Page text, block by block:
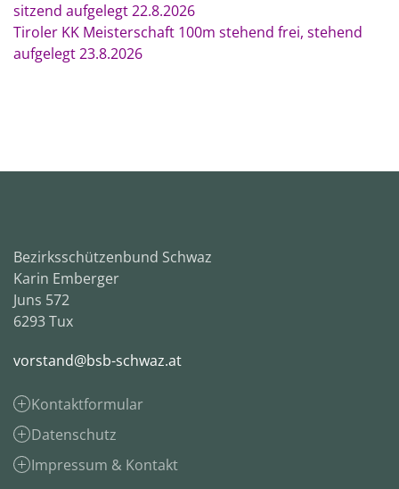
sitzend aufgelegt 22.8.2026
Tiroler KK Meisterschaft 100m stehend frei, stehend
aufgelegt 23.8.2026
Bezirksschützenbund Schwaz
Karin Emberger
Juns 572
6293 Tux
vorstand@bsb-schwaz.at
Kontaktformular
Datenschutz
Impressum & Kontakt